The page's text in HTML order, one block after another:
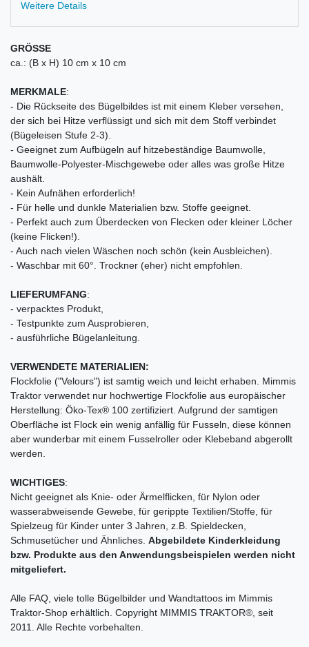
Weitere Details
GRÖSSE
ca.: (B x H) 10 cm x 10 cm
MERKMALE:
- Die Rückseite des Bügelbildes ist mit einem Kleber versehen,
der sich bei Hitze verflüssigt und sich mit dem Stoff verbindet
(Bügeleisen Stufe 2-3).
- Geeignet zum Aufbügeln auf hitzebeständige Baumwolle,
Baumwolle-Polyester-Mischgewebe oder alles was große Hitze
aushält.
- Kein Aufnähen erforderlich!
- Für helle und dunkle Materialien bzw. Stoffe geeignet.
- Perfekt auch zum Überdecken von Flecken oder kleiner Löcher
(keine Flicken!).
- Auch nach vielen Wäschen noch schön (kein Ausbleichen).
- Waschbar mit 60°. Trockner (eher) nicht empfohlen.
LIEFERUMFANG:
- verpacktes Produkt,
- Testpunkte zum Ausprobieren,
- ausführliche Bügelanleitung.
VERWENDETE MATERIALIEN:
Flockfolie ("Velours") ist samtig weich und leicht erhaben. Mimmis
Traktor verwendet nur hochwertige Flockfolie aus europäischer
Herstellung: Öko-Tex® 100 zertifiziert. Aufgrund der samtigen
Oberfläche ist Flock ein wenig anfällig für Fusseln, diese können
aber wunderbar mit einem Fusselroller oder Klebeband abgerollt
werden.
WICHTIGES:
Nicht geeignet als Knie- oder Ärmelflicken, für Nylon oder
wasserabweisende Gewebe, für gerippte Textilien/Stoffe, für
Spielzeug für Kinder unter 3 Jahren, z.B. Spieldecken,
Schmusetücher und Ähnliches. Abgebildete Kinderkleidung
bzw. Produkte aus den Anwendungsbeispielen werden nicht
mitgeliefert.
Alle FAQ, viele tolle Bügelbilder und Wandtattoos im Mimmis
Traktor-Shop erhältlich. Copyright MIMMIS TRAKTOR®, seit
2011. Alle Rechte vorbehalten.